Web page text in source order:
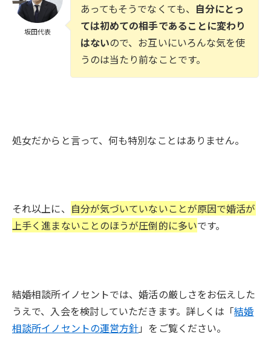
坂田代表
あってもそうでなくても、 自分にとっ
ては初めての相手であることに変わり
はないので、お互いにいろんな気を使
うのは当たり前なことです。
処女だからと言って、何も特別なことはありません。
それ以上に、 自分が気づいていないことが原因で婚活が
上手く進まないことのほうが圧倒的に多いです。
結婚相談所イノセントでは、婚活の厳しさをお伝えした
うえで、入会を検討していただきます。詳しくは「結婚
相談所イノセントの運営方針」をご覧ください。